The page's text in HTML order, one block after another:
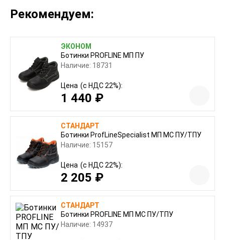
Рекомендуем:
ЭКОНОМ
Ботинки PROFLINE МП ПУ
Наличие: 18731
Цена (с НДС 22%):
1 440 ₽
СТАНДАРТ
Ботинки ProfLineSpecialist МП МС ПУ/ТПУ
Наличие: 15157
Цена (с НДС 22%):
2 205 ₽
СТАНДАРТ
Ботинки PROFLINE МП МС ПУ/ТПУ
Наличие: 14937